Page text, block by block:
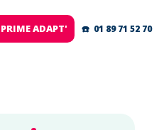
ADAPT' ☎️ 01 89 71 52 70